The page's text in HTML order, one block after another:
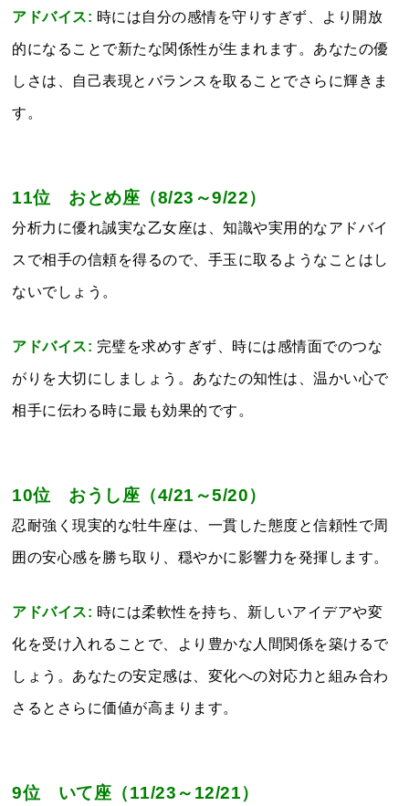
アドバイス: 時には自分の感情を守りすぎず、より開放
的になることで新たな関係性が生まれます。あなたの優
しさは、自己表現とバランスを取ることでさらに輝きま
す。
11位 おとめ座（8/23～9/22）
分析力に優れ誠実な乙女座は、知識や実用的なアドバイ
スで相手の信頼を得るので、手玉に取るようなことはし
ないでしょう。
アドバイス: 完璧を求めすぎず、時には感情面でのつな
がりを大切にしましょう。あなたの知性は、温かい心で
相手に伝わる時に最も効果的です。
10位 おうし座（4/21～5/20）
忍耐強く現実的な牡牛座は、一貫した態度と信頼性で周
囲の安心感を勝ち取り、穏やかに影響力を発揮します。
アドバイス: 時には柔軟性を持ち、新しいアイデアや変
化を受け入れることで、より豊かな人間関係を築けるで
しょう。あなたの安定感は、変化への対応力と組み合わ
さるとさらに価値が高まります。
9位 いて座（11/23～12/21）